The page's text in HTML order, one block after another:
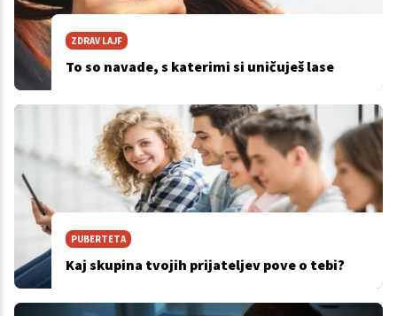
ZDRAV LAJF
To so navade, s katerimi si uničuješ lase
PUBERTETA
Kaj skupina tvojih prijateljev pove o tebi?